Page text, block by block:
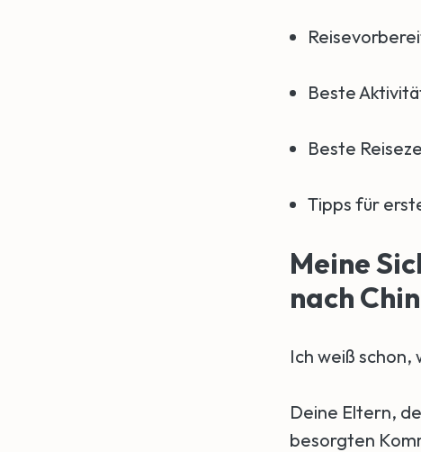
Beste
Beste
Tipps für
Meine
nach
Ich weiß schon,
Deine Eltern,
besorgten